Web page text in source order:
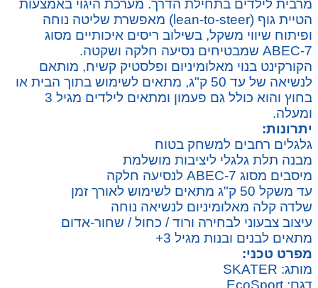
מרבית לילדים בתחילת הדרך. מערכת היגוי באמצעות
הטיית גוף (lean-to-steer) מאפשרת שליטה נוחה
ופיתוח שיווי משקל, בשילוב ריסים איכותיים מסוג
ABEC-7 שמבטיחים נסיעה חלקה ושקטה.
הקורקינט בנוי מאלומיניום ופלסטיק קשיח, מותאם
לנשיאה של עד 50 ק"ג, מתאים לשימוש בתוך הבית או
בחוץ והוא כולל גם פעמון ומתאים לילדים מגיל 3
ומעלה.
יתרונות:
גלגלים רחבים למשחק בטוח
מבנה תלת גלגלי ליציבות מושלמת
מיסבים מסוג ABEC-7 לנסיעה חלקה
עד משקל 50 ק"ג מתאים לשימוש לאורך זמן
שלדה קלה מאלומיניום לנשיאה נוחה
עיצוב צבעוני לבחירה ורוד / כחול / שחור-אדום
מתאים לבנים ובנות מגיל 3+
מפרט טכני:
מותג: SKATER
דגם: EcoSport